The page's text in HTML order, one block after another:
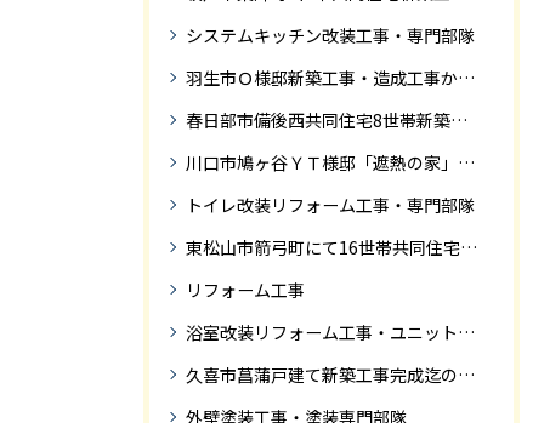
システムキッチン改装工事・専門部隊
羽生市Ｏ様邸新築工事・造成工事から住宅完成までの紹介
春日部市備後西共同住宅8世帯新築工事完成迄の紹介です。
川口市鳩ヶ谷ＹＴ様邸「遮熱の家」工事状況
トイレ改装リフォーム工事・専門部隊
東松山市箭弓町にて16世帯共同住宅新築工事完成迄の紹介です。
リフォーム工事
浴室改装リフォーム工事・ユニットバス専門部隊
久喜市菖蒲戸建て新築工事完成迄の紹介
外壁塗装工事・塗装専門部隊